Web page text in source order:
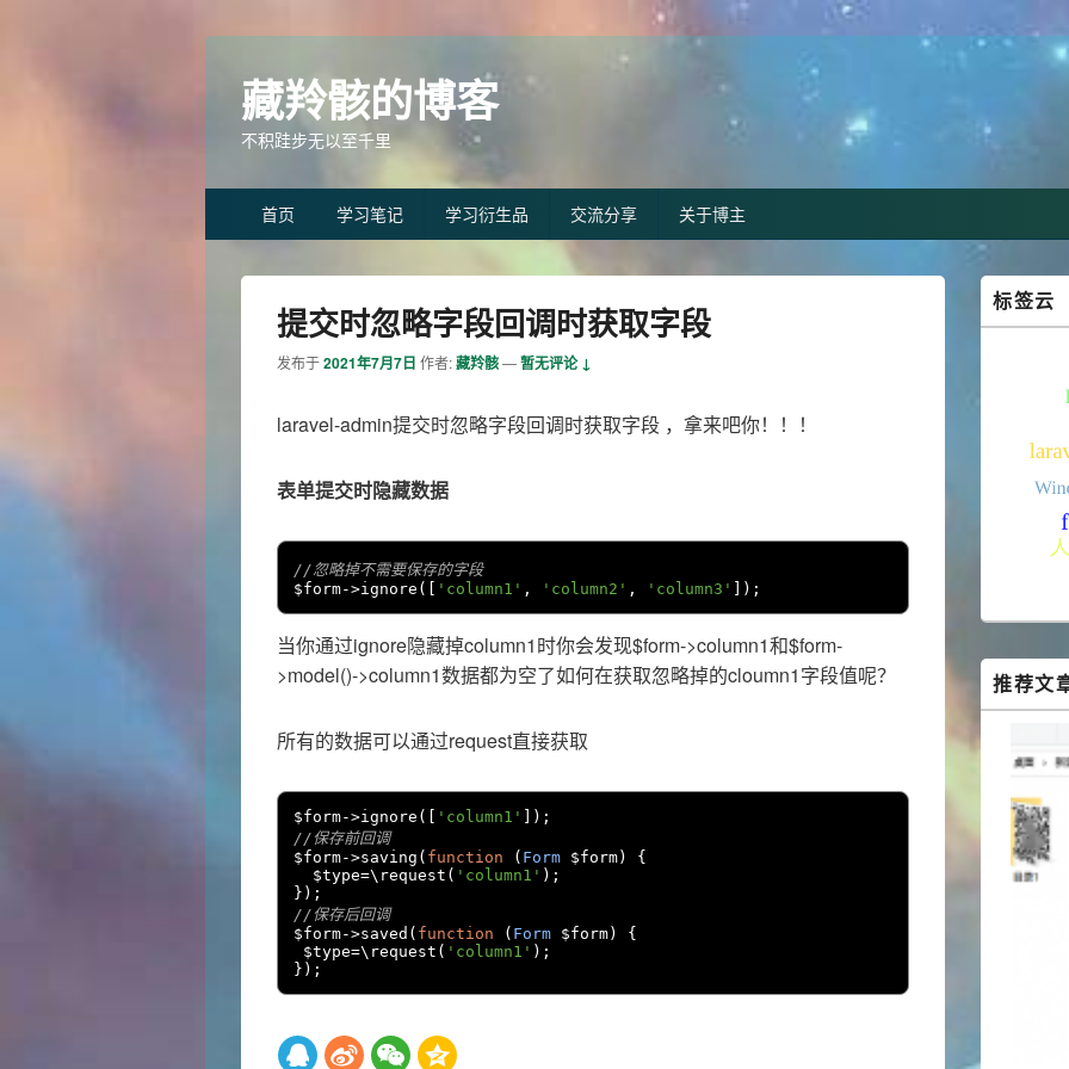
藏羚骸的博客
不积跬步无以至千里
Primary首页 学习笔记 学习衍生品 交流分享 关于博主
提交时忽略字段回调时获取字段
发布于2021年7月7日 作者:藏羚骸—暂无评论 ↓
laravel-admin提交时忽略字段回调时获取字段 ，拿来吧你！！！
表单提交时隐藏数据
//忽略掉不需要保存的字段
$form->ignore ([ 'column1' , 'column2' , 'column3' ]);
当你通过ignore隐藏掉column1时你会发现$form->column1和$form-
>model()->column1数据都为空了如何在获取忽略掉的cloumn1字段值呢？
所有的数据可以通过request直接获取
$form->ignore ([ 'column1'
]);
//保存前回调
$form->saving ( function ( Form $form)
{
  $type
=\request ( 'column1' );
});
//保存后回调
$form->saved ( function ( Form $form)
{
$type=\request ( 'column1' );
});
Primary
Sidebar
Widget
标签云
推荐文